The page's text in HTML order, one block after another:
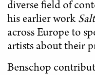
diverse field of
his earlier work
across Europe to
artists about their
Benschop